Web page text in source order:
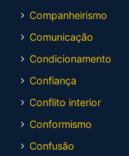
Companheirismo
Comunicação
Condicionamento
Confiança
Conflito interior
Conformismo
Confusão